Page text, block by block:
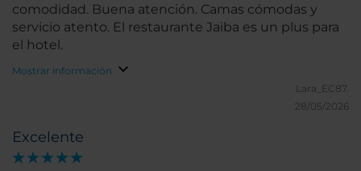
comodidad. Buena atención. Camas cómodas y
servicio atento. El restaurante Jaiba es un plus para
el hotel.
Mostrar información
Lara_EC87.
28/05/2026
Excelente